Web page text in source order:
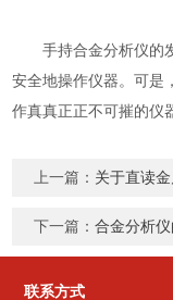
手持合金分析仪的发
安全地操作仪器。可是
作真真正正不可摧的仪
上一篇： 关于直读
下一篇：合金分析
联系方式